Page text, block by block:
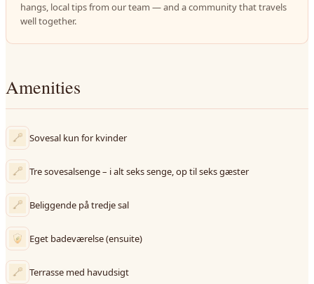
hangs, local tips from our team — and a community that travels
well together.
Amenities
Sovesal kun for kvinder
Tre sovesalsenge – i alt seks senge, op til seks gæster
Beliggende på tredje sal
Eget badeværelse (ensuite)
Terrasse med havudsigt